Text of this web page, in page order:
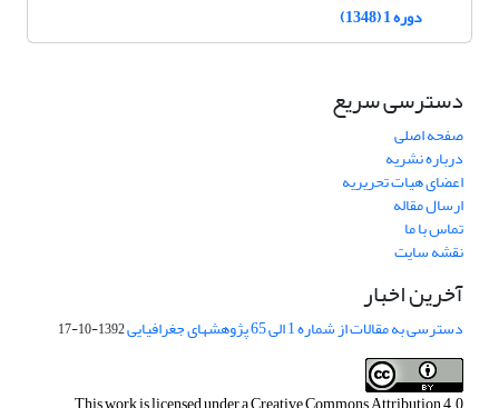
دوره 1 (1348)
دسترسی سریع
صفحه اصلی
درباره نشریه
اعضای هیات تحریریه
ارسال مقاله
تماس با ما
نقشه سایت
آخرین اخبار
دسترسی به مقالات از شماره 1 الی 65 پژوهشهای جغرافیایی 1392-10-17